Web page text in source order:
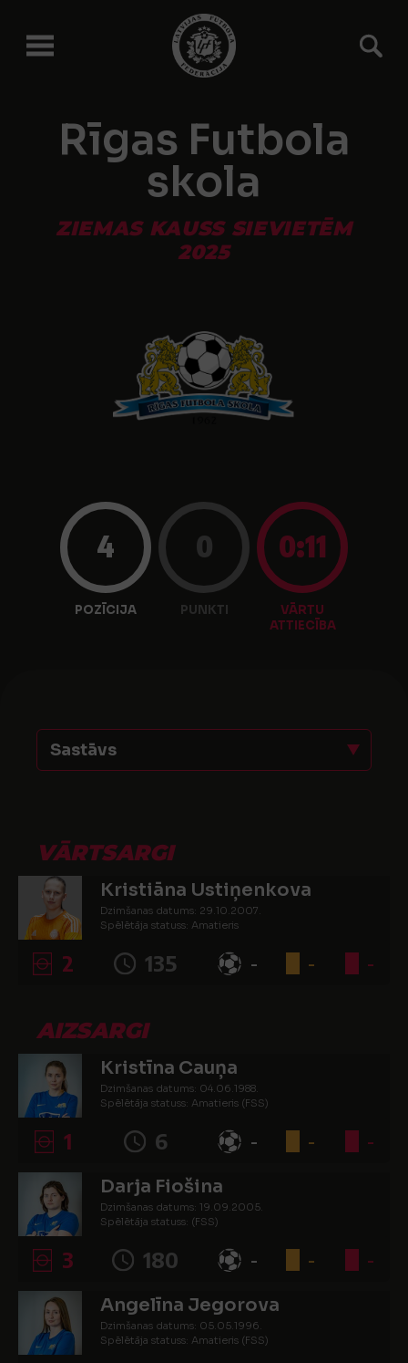
Rīgas Futbola
skola
ZIEMAS KAUSS SIEVIETĒM
2025
4
POZĪCIJA
0
PUNKTI
0:11
VĀRTU
ATTIECĪBA
Sastāvs
VĀRTSARGI
Kristiāna Ustiņenkova
Dzimšanas datums: 29.10.2007.
Spēlētāja statuss: Amatieris
2 135 - - -
AIZSARGI
Kristīna Cauņa
Dzimšanas datums: 04.06.1988.
Spēlētāja statuss: Amatieris (FSS)
1 6 - - -
Darja Fiošina
Dzimšanas datums: 19.09.2005.
Spēlētāja statuss: (FSS)
3 180 - - -
Angelīna Jegorova
Dzimšanas datums: 05.05.1996.
Spēlētāja statuss: Amatieris (FSS)